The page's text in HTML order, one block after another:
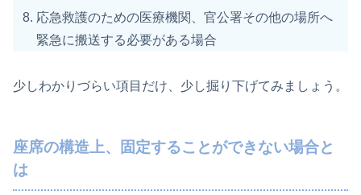
応急救護のための医療機関、官公署その他の場所へ
緊急に搬送する必要がある場合
少しわかりづらい項目だけ、少し掘り下げてみましょう。
座席の構造上、固定することができない場合と
は